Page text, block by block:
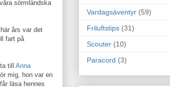
sörmländska
års var det
fart på
till Anna
mig, hon var en
läsa hennes
Vardagsäventyr (59)
Friluftstips (31)
Scouter (10)
Paracord (3)